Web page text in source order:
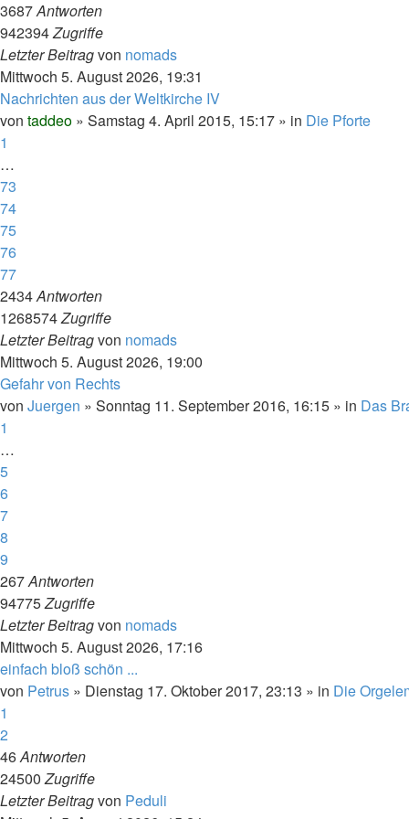
3687Antworten
942394Zugriffe
Letzter Beitragvon nomads
Mittwoch 5. August 2026, 19:31
Nachrichten aus der Weltkirche IV
von taddeo » Samstag 4. April 2015, 15:17 » in Die Pforte
1
…
73
74
75
76
77
2434Antworten
1268574Zugriffe
Letzter Beitragvon nomads
Mittwoch 5. August 2026, 19:00
Gefahr von Rechts
von Juergen » Sonntag 11. September 2016, 16:15 » in Das
1
…
5
6
7
8
9
267Antworten
94775Zugriffe
Letzter Beitragvon nomads
Mittwoch 5. August 2026, 17:16
einfach bloß schön ...
von Petrus » Dienstag 17. Oktober 2017, 23:13 » in Die
1
2
46Antworten
24500Zugriffe
Letzter Beitragvon Peduli